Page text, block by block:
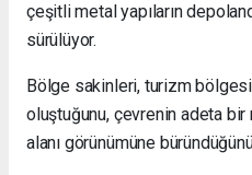
çeşitli metal yapıların
sürülüyor.
Bölge sakinleri, turizm
oluştuğunu, çevrenin adeta bir
alanı görünümüne